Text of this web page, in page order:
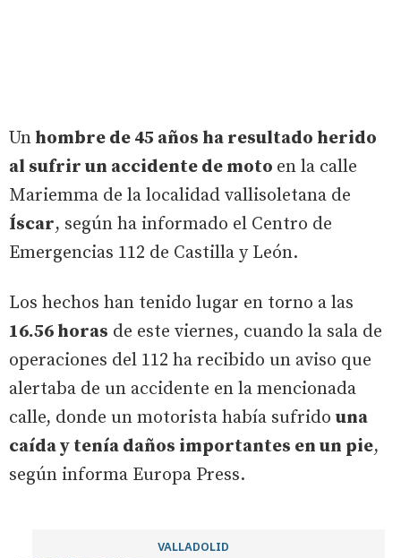
Un hombre de 45 años ha resultado herido
al sufrir un accidente de moto en la calle
Mariemma de la localidad vallisoletana de
Íscar, según ha informado el Centro de
Emergencias 112 de Castilla y León.
Los hechos han tenido lugar en torno a las
16.56 horas de este viernes, cuando la sala de
operaciones del 112 ha recibido un aviso que
alertaba de un accidente en la mencionada
calle, donde un motorista había sufrido una
caída y tenía daños importantes en un pie,
según informa Europa Press.
VALLADOLID